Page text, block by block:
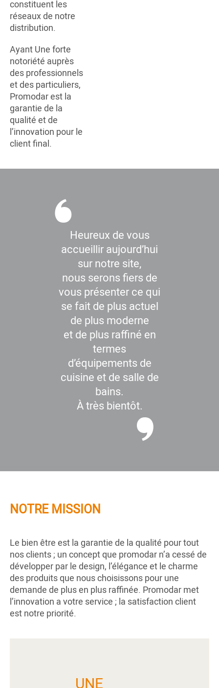
constituent les
réseaux de notre
distribution.
Ayant Une forte
notoriété auprès
des professionnels
et des particuliers,
Promodar est la
garantie de la
qualité et de
l’innovation pour le
client final.
Heureux de vous
accueillir aujourd’hui
sur notre site,
nous serons fiers de
vous présenter ce qui
se fait de plus actuel
de plus moderne
et de plus raffiné en
termes
d’équipements de
cuisine et de salle de
bains.
À très bientôt.
NOTRE MISSION
Le bien être est la garantie de la qualité pour tout
nos clients ; un concept que promodar n’a cessé de
développer par le design, l’élégance et le charme
des produits que nous choisissons pour une
demande de plus en plus raffinée. Promodar met
l’innovation a votre service ; la satisfaction client
est notre priorité.
UNE